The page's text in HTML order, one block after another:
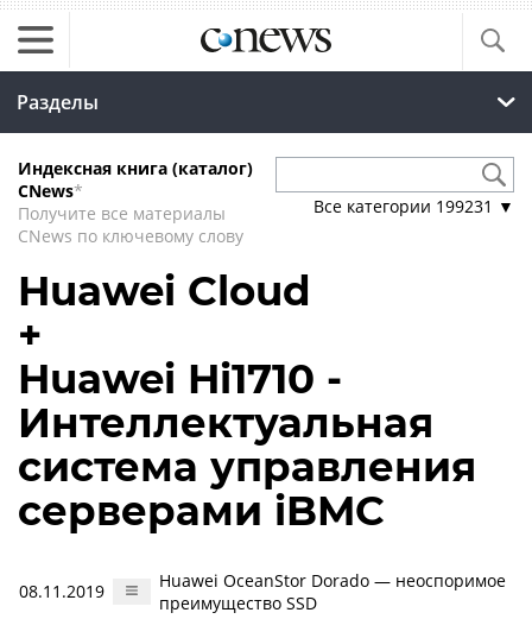
Разделы
Индексная книга (каталог)
CNews*
Получите все материалы
CNews по ключевому слову
Все категории 199231 ▼
Huawei Cloud
+
Huawei Hi1710 -
Интеллектуальная
система управления
серверами iBMC
08.11.2019
Huawei OceanStor Dorado — неоспоримое
преимущество SSD